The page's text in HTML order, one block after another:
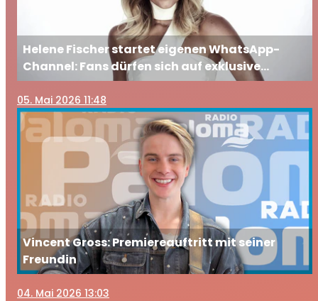
Helene Fischer startet eigenen WhatsApp-
Channel: Fans dürfen sich auf exklusive
Einblicke freuen
05. Mai 2026 11:48
Vincent Gross: Premiereauftritt mit seiner
Freundin
04. Mai 2026 13:03